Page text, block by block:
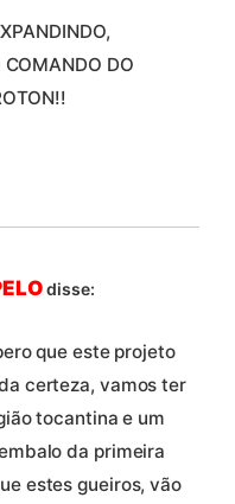
COMANDO DO
disse:
que este projeto
certeza, vamos ter
tocantina e um
da primeira
estes gueiros, vão